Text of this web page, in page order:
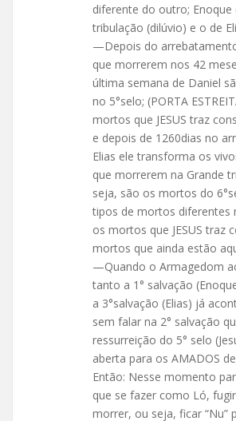
diferente do outro; Enoque
tribulação (dilúvio) e o de
—Depois do
que morrerem nos 42
última semana de Daniel
no 5°selo; (PORTA
mortos que JESUS traz
e depois de 1260dias no
Elias ele transforma os
que morrerem na Grande
seja, são os mortos do
tipos de mortos diferentes
os mortos que JESUS traz
mortos que ainda estão
—Quando o Armagedom
tanto a 1° salvação
a 3°salvação (Elias) já
sem falar na 2° salvação
ressurreição do 5° selo
aberta para os AMADOS
Então: Nesse momento
que se fazer como Ló,
morrer, ou seja, ficar “Nu”